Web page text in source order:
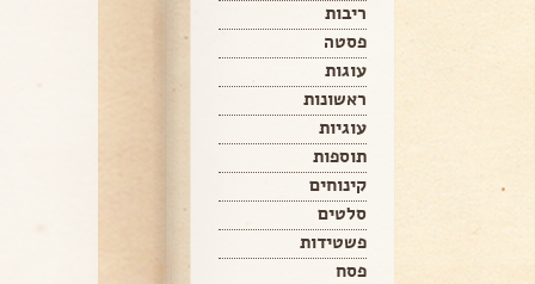
ריבות
פסטה
עוגות
ראשונות
עוגיות
תוספות
קינוחים
סלטים
פשטידות
פסח